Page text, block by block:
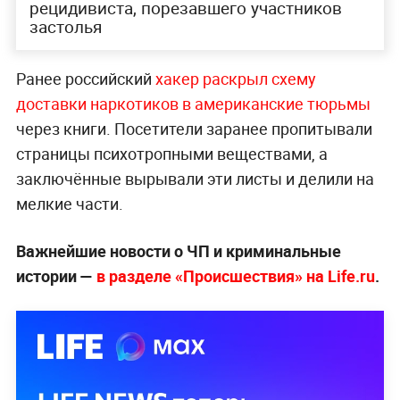
рецидивиста, порезавшего участников
застолья
Ранее российский хакер раскрыл схему
доставки наркотиков в американские тюрьмы
через книги. Посетители заранее пропитывали
страницы психотропными веществами, а
заключённые вырывали эти листы и делили на
мелкие части.
Важнейшие новости о ЧП и криминальные
истории — в разделе «Происшествия» на Life.ru.